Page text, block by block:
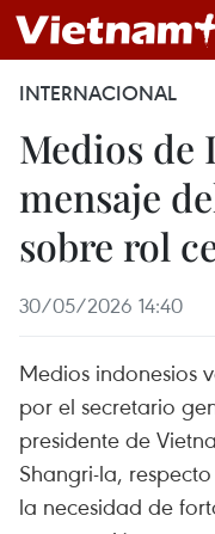
INTERNACIONAL
Medios de
mensaje
sobre rol
30/05/2026 14:40
Medios indonesios
por el secretario
presidente de
Shangri-la,
la necesidad de